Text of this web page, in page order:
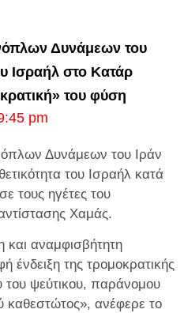
Δυνάμεων του
Ισραήλ στο Κατάρ
του φύση
pm
Δυνάμεων του Ιράν
του Ισραήλ κατά
τους ηγέτες του
Χαμάς.
αναμφισβήτητη
ένδειξη της τρομοκρατικής
του ψεύτικου, παράνομου
καθεστώτος», ανέφερε το